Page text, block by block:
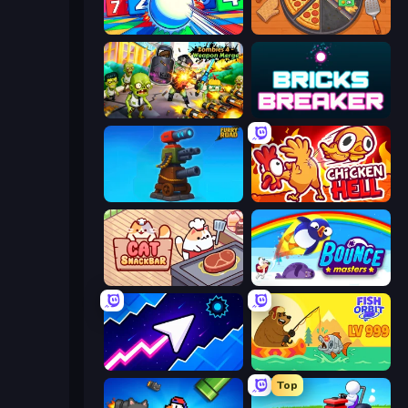
Entropy Ring Restaurant
Zombies 4 Weapon Merge Bricks Breaker
Furry Road Chicken Hell
Cat Snack Bar Bouncemasters
Space Waves Fish Orbit
Top